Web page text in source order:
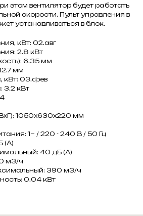
этом вентилятор будет работать
скорости. Пульт управления в
устанавливаться в блок.
кВт: 02.авг
2.8 кВт
6.35 мм
мм
кВт: 03.фев
3.2 кВт
1050x630x220 мм
1~ / 220 - 240 В / 50 Гц
(А)
40 дБ (А)
м3/ч
390 м3/ч
0.04 кВт